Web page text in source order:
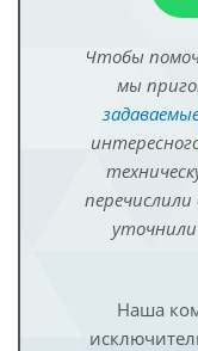
Чтобы
мы
Наша